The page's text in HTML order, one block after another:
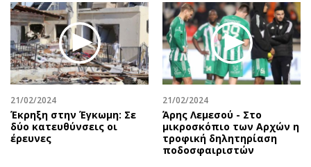
Trends
Ενέργεια
Ναυτιλία
Περιβάλλον
Κόσμος
Παράξενα
Good Life
Γυναίκα
Showbiz
Ταξίδια
Έξοδος
Media
Εκπομπές
21/02/2024
Έκρηξη στην Έγκωμη: Σε
δύο κατευθύνσεις οι
έρευνες
21/02/2024
Άρης Λεμεσού - Στο
μικροσκόπιο των Αρχών η
τροφική δηλητηρίαση
ποδοσφαιριστών